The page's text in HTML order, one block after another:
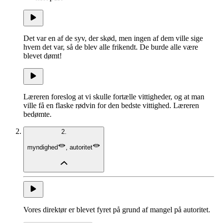
Det var en af de syv, der skød, men ingen af dem ville sige
hvem det var, så de blev alle frikendt. De burde alle være
blevet dømt!
Læreren foreslog at vi skulle fortælle vittigheder, og at man
ville få en flaske rødvin for den bedste vittighed. Læreren
bedømte.
2.
myndighed autoritet
Vores direktør er blevet fyret på grund af mangel på autoritet.